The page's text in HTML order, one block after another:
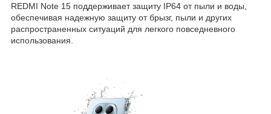
REDMI Note 15 поддерживает защиту IP64 от пыли и воды,
обеспечивая надежную защиту от брызг, пыли и других
распространенных ситуаций для легкого повседневного
использования.